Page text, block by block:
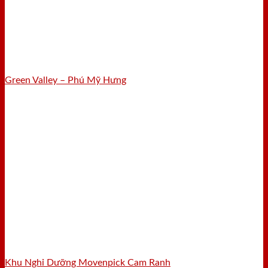
Green Valley – Phú Mỹ Hưng
Khu Nghỉ Dưỡng Movenpick Cam Ranh